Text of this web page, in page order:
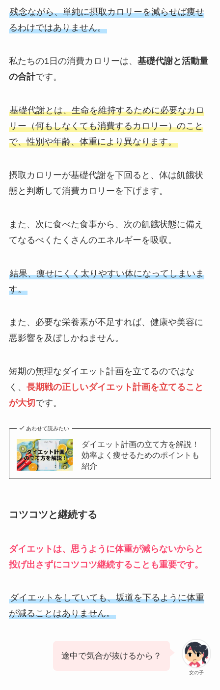
残念ながら、単純に摂取カロリーを減らせば痩せ
るわけではありません。
私たちの1日の消費カロリーは、 基礎代謝と活動量
の合計です。
基礎代謝とは、生命を維持するために必要なカロ
リー（何もしなくても消費するカロリー）のこと
で、性別や年齢、体重により異なります。
摂取カロリーが基礎代謝を下回ると、体は飢餓状
態と判断して消費カロリーを下げます。
また、次に食べた食事から、次の飢餓状態に備え
てなるべくたくさんのエネルギーを吸収。
結果、痩せにくく太りやすい体になってしまいま
す。
また、必要な栄養素が不足すれば、健康や美容に
悪影響を及ぼしかねません。
短期の無理なダイエット計画を立てるのではな
く、 長期戦の正しいダイエット計画を立てること
が大切 です。
あわせて読みたい
ダイエット計画の立て方を解説！
効率よく痩せるためのポイントも
紹介
コツコツと継続する
ダイエットは、思うように体重が減らないからと
投げ出さずにコツコツ継続することも重要です。
ダイエットをしていても、坂道を下るように体重
が減ることはありません。
女の子
途中で気合が抜けるから？